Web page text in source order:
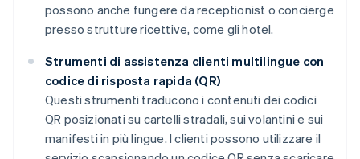
possono anche fungere da receptionist o concierge
presso strutture ricettive, come gli hotel.
Strumenti di assistenza clienti multilingue con
codice di risposta rapida (QR)
Questi strumenti traducono i contenuti dei codici
QR posizionati su cartelli stradali, sui volantini e sui
manifesti in più lingue. I clienti possono utilizzare il